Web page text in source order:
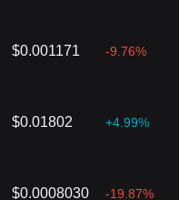
$0.001171 -9.76%
$0.01802 +4.99%
$0.0008030 -19.87%